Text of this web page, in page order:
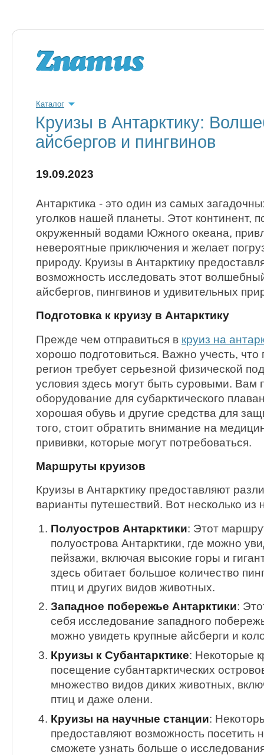
Каталог
Круизы в Антарктику:
айсбергов и пингвинов
19.09.2023
Антарктика - это один из самых
уголков нашей планеты. Этот континент,
окруженный водами Южного океана,
невероятные приключения и желает
природу. Круизы в Антарктику
возможность исследовать этот
айсбергов, пингвинов и удивительных
Подготовка к круизу в Антарктику
Прежде чем отправиться в круиз на
хорошо подготовиться. Важно учесть, что
регион требует серьезной физической
условия здесь могут быть суровыми. Вам
оборудование для субарктического
хорошая обувь и другие средства для
того, стоит обратить внимание на
прививки, которые могут потребоваться.
Маршруты круизов
Круизы в Антарктику предоставляют
варианты путешествий. Вот несколько из
Полуостров Антарктики: Этот
полуострова Антарктики, где можно
пейзажи, включая высокие горы и
здесь обитает большое количество
птиц и других видов животных.
Западное побережье Антарктики:
себя исследование западного
можно увидеть крупные айсберги и
Круизы к Субантарктике: Некоторые
посещение субантарктических
множество видов диких животных,
птиц и даже олени.
Круизы на научные станции:
предоставляют возможность посетить
сможете узнать больше о